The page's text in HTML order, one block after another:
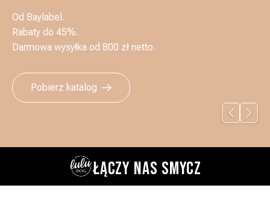
Od Baylabel.
Rabaty do 45%.
Darmowa wysyłka od 800 zł netto.
Pobierz katalog
ŁĄCZY NAS SMYCZ